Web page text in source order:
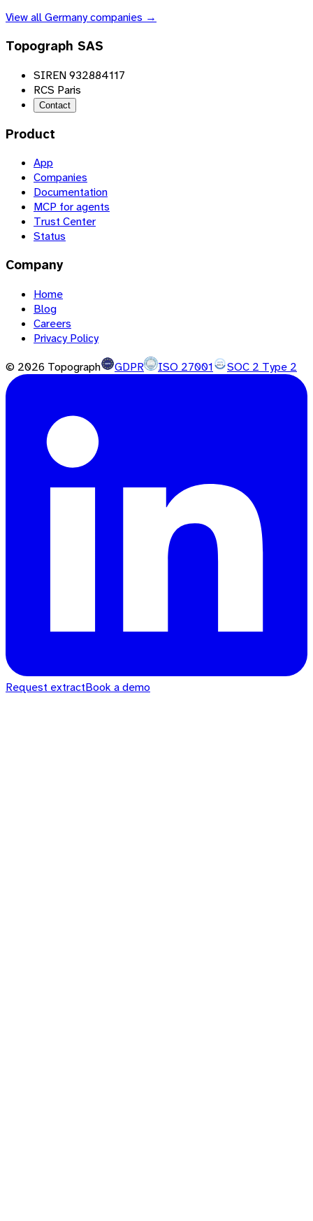
View allGermanycompanies →
Topograph SAS
SIREN 932884117
RCS Paris
Contact
Product
App
Companies
Documentation
MCP for agents
Trust Center
Status
Company
Home
Blog
Careers
Privacy Policy
© 2026 Topograph GDPR ISO 27001 SOC 2 Type 2
Request extractBook a demo